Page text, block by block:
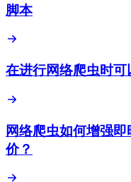
脚本
在进行网络爬虫时可
网络爬虫如何增强
价？